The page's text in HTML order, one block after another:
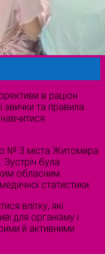
в раціон
звички та правила.
№ 3 міста Житомира
Зустріч була
обласним
статистики.
влітку, які
для організму і
й активними